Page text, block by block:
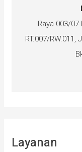
Raya 003/07
RT.007/
Layanan